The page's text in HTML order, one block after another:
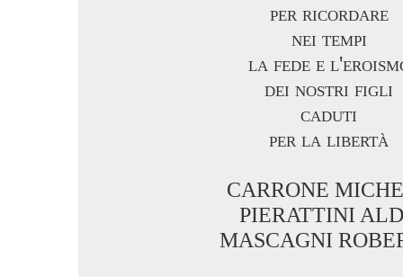
per ricordare
nei tempi
la fede e
dei nostri figli
caduti
per la libertà
CARRONE
PIERATTINI
MASCAGNI